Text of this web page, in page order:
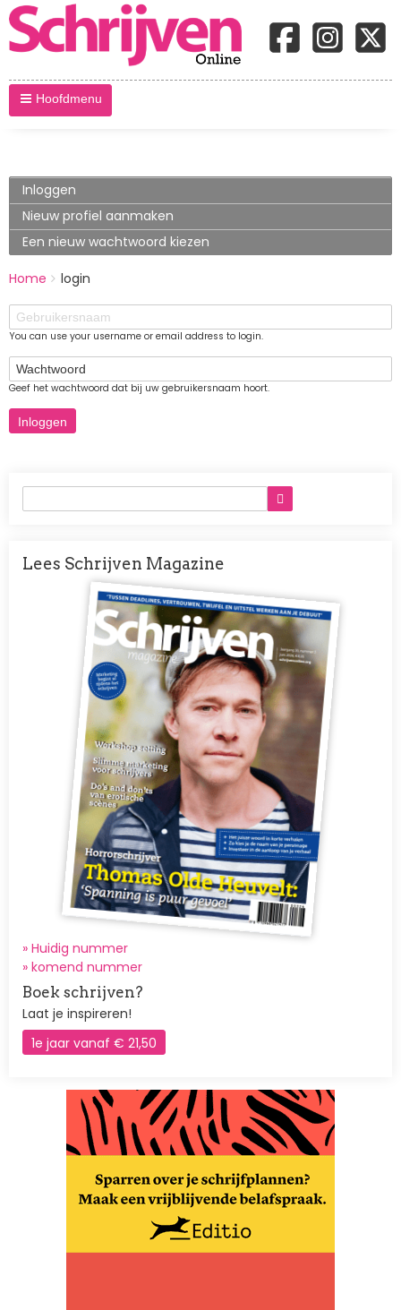
Hoofdmenu
Primary
tabs
Inloggen
tabblad)
Nieuw profiel aanmaken
Een nieuw wachtwoord kiezen
BREADCRUMBS
You
here:
Home
login
Gebruikersnaam
You can use your username or email address to login.
Wachtwoord
Geef het wachtwoord dat bij uw gebruikersnaam hoort.
Lees Schrijven Magazine
Afbeelding
» Huidig nummer
» komend nummer
Boek schrijven?
Laat je inspireren!
1e jaar vanaf € 21,50